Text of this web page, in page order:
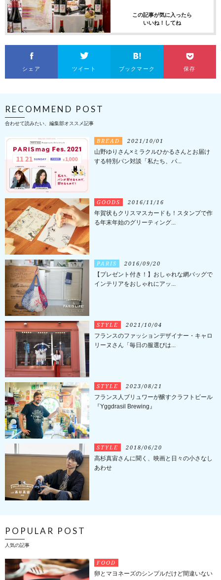
この記事が気に入ったら
いいね！してね
シェア ツイート ブックマーク 保存
RECOMMEND POST
合わせて読みたい、編集部オススメ記事
BREAD 2021/10/01
山野ゆりさん×ミラクルひかるさんとお届け
する特別パン対談「私たち、パ...
GOODS 2016/11/16
年賀状もクリスマスカードも！スタンプで作
る年末年始のグリーティング...
PARIS 2016/09/20
【プレゼント付き！】おしゃれな網バッグで
インテリアをおしゃれにアッ...
STYLE 2021/10/04
フランスのファッションデザイナー・キャロ
リーヌさん「毎日の服選びは...
STYLE 2023/08/21
フランス人ブリュワーが醸すクラフトビール
『Yggdrasil Brewing』
STYLE 2018/06/20
高杉真宙さんに聞く、映画と日々の小さなし
あわせ
POPULAR POST
人気の記事
FOOD
卵とマヨネーズのシンプルだけど間違いない